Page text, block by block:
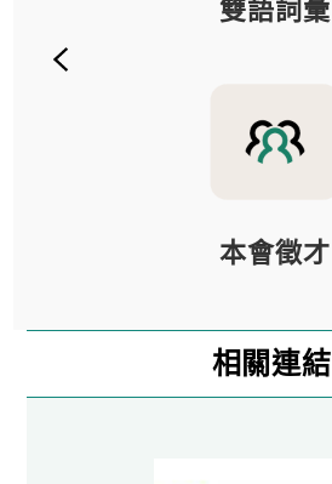
雙語詞彙
本會徵才
相關連結